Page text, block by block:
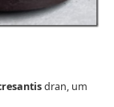
dran, um